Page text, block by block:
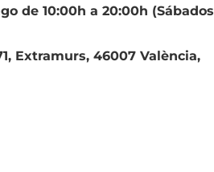
de 10:00h a 20:00h (Sábados
Extramurs, 46007 València,